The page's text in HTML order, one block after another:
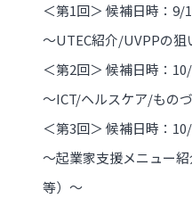
＜第1回＞ 候補日時：9/
～UTEC紹介/UVPPの
＜第2回＞ 候補日時：
～ICT/ヘルスケア/もの
＜第3回＞ 候補日時：
～起業家支援メニュー
等）～